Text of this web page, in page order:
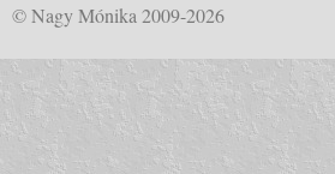
© Nagy Mónika 2009-2026